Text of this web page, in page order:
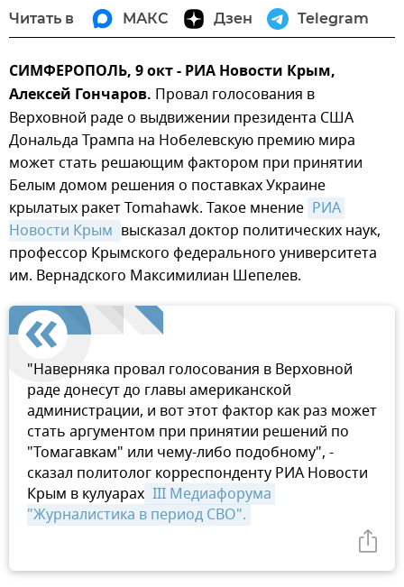
Читать в МАКС Дзен Telegram
СИМФЕРОПОЛЬ, 9 окт - РИА Новости Крым,
Алексей Гончаров. Провал голосования в
Верховной раде о выдвижении президента США
Дональда Трампа на Нобелевскую премию мира
может стать решающим фактором при принятии
Белым домом решения о поставках Украине
крылатых ракет Tomahawk. Такое мнение РИА
Новости Крым высказал доктор политических наук,
профессор Крымского федерального университета
им. Вернадского Максимилиан Шепелев.
"Наверняка провал голосования в Верховной
раде донесут до главы американской
администрации, и вот этот фактор как раз может
стать аргументом при принятии решений по
"Томагавкам" или чему-либо подобному", -
сказал политолог корреспонденту РИА Новости
Крым в кулуарах III Медиафорума
"Журналистика в период СВО".